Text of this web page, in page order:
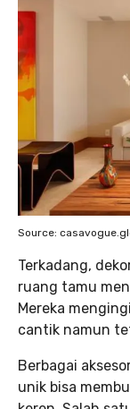
Source:
Terkadang,
ruang tamu
Mereka
cantik namun
Berbagai
unik bisa